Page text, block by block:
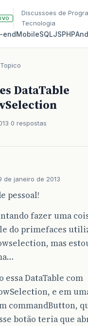
Discussoes de
Tecnologia
MobileSQLJSPHP
Topico
DataTable
0 respostas
de janeiro de 2013
pessoal!
fazer uma
do primefaces
mas
essa DataTable com
e em
commandButton,
botão teria que